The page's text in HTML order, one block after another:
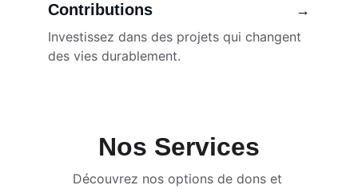
Contributions
Investissez dans des projets qui changent
des vies durablement.
→
Nos Services
Découvrez nos options de dons et